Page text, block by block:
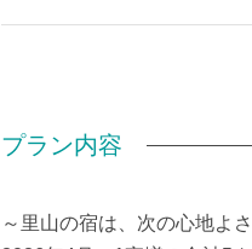
プラン内容
～里山の宿は、次の心地よ